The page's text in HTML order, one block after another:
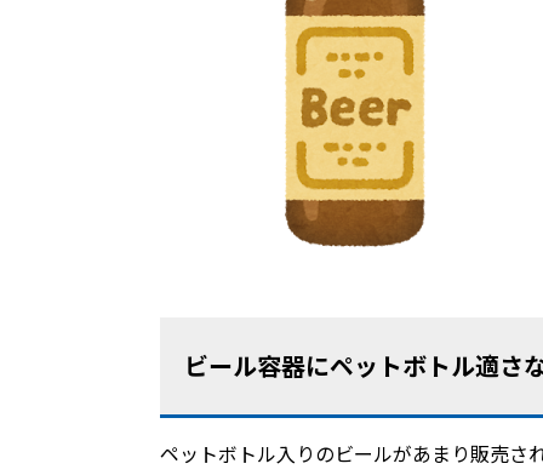
ビール容器にペットボトル適さ
ペットボトル入りのビールがあまり販売さ